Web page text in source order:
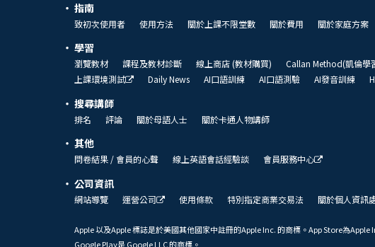
指南
致初次使用者 使用方法 關於上課不限堂數 關於費用 關於家庭方案
學習
瀏覽教材 課程及教材診斷 線上商店 (教材購買) Callan Method(凱倫學
上課環境測試
Daily News AI口語訓練 AI口語測驗 AI發音訓練
搜尋講師
排名 評論 關於母語人士 關於卡通人物講師
其他
問卷結果 / 會員的心聲 線上英語會話經驗談 會員服務中心
公司資訊
網站導覽 運營公司 使用條款 特別指定商業交易法 關於個人資訊
Apple 以及Apple 標誌是於美國其他國家中註冊的Apple Inc. 的商標。App Store為Apple
Google Play是 Google LLC 的商標。